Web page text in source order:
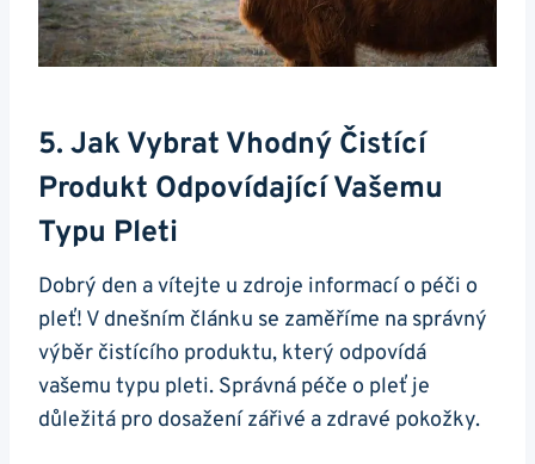
5. Jak⁣ Vybrat Vhodný Čistící
‌produkt‌ Odpovídající Vašemu
Typu Pleti
Dobrý den a vítejte u zdroje informací o péči o
‌pleť! V dnešním článku se zaměříme⁣ na‌ správný
výběr čistícího produktu, který odpovídá
vašemu typu pleti. Správná péče​ o pleť je
důležitá pro dosažení zářivé ⁤a zdravé ‍pokožky.